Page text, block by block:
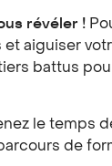
révéler !
aiguiser
battus
le temps
de